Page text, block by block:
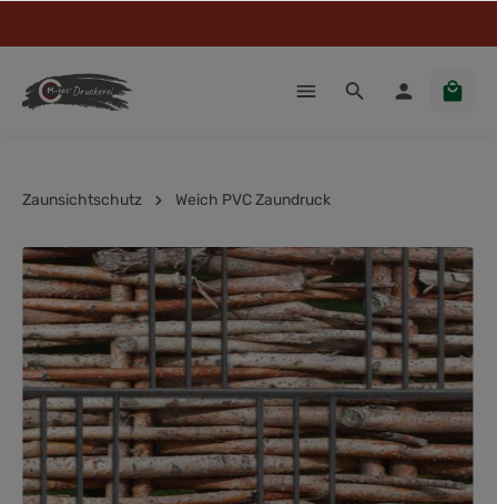
Zaunsichtschutz Weich PVC Zaundruck